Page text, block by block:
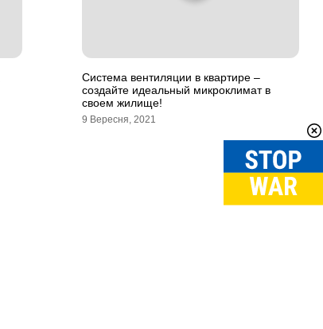
Система вентиляции в квартире –
создайте идеальный микроклимат в
своем жилище!
9 Вересня, 2021